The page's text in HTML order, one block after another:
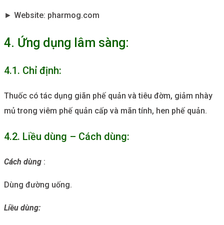
► Website: pharmog.com
4. Ứng dụng lâm sàng:
4.1. Chỉ định:
Thuốc có tác dụng giãn phế quản và tiêu đờm, giảm nhày
mủ trong viêm phế quản cấp và mãn tính, hen phế quản.
4.2. Liều dùng – Cách dùng:
Cách dùng :
Dùng đường uống.
Liều dùng: